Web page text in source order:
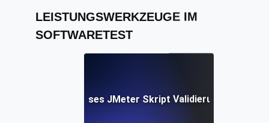
LEISTUNGSWERKZEUGE IM
SOFTWARETEST
Kostenloses JMeter Skript Validierungs Tool